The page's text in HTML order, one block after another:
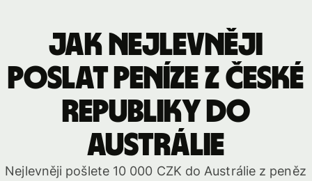
Jak nejlevněji
poslat peníze z České
republiky do
Austrálie
Nejlevněji pošlete 10 000 CZK do Austrálie z peněz